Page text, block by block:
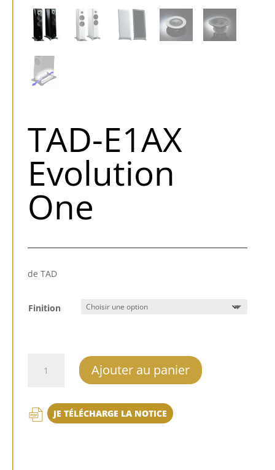
TAD-E1AX
Evolution
One
de TAD
Finition
Evolution
Ajouter au panier
JE TÉLÉCHARGE LA NOTICE